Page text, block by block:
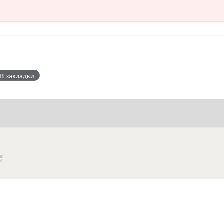
В закладки